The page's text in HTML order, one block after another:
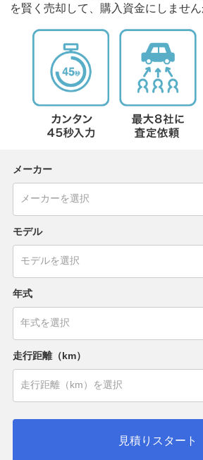
を賢く売却して、購入資金にしません
メーカー
モデル
年式
走行距離（km）
見積りスタート